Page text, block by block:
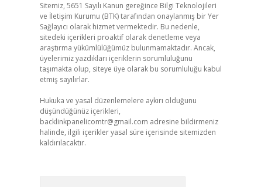
Sitemiz, 5651 Sayılı Kanun gereğince Bilgi Teknolojileri
ve İletişim Kurumu (BTK) tarafından onaylanmış bir Yer
Sağlayıcı olarak hizmet vermektedir. Bu nedenle,
sitedeki içerikleri proaktif olarak denetleme veya
araştırma yükümlülüğümüz bulunmamaktadır. Ancak,
üyelerimiz yazdıkları içeriklerin sorumluluğunu
taşımakta olup, siteye üye olarak bu sorumluluğu kabul
etmiş sayılırlar.
Hukuka ve yasal düzenlemelere aykırı olduğunu
düşündüğünüz içerikleri,
backlinkpanelicomtr@gmail.com adresine bildirmeniz
halinde, ilgili içerikler yasal süre içerisinde sitemizden
kaldırılacaktır.